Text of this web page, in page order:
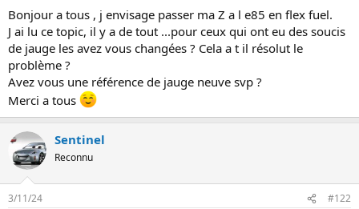
a
d
i
s
c
s
s
i
o
n
u
t
Bonjour a tous , j envisage passer ma Z a l e85 en flex fuel.
J ai lu ce topic, il y a de tout ...pour ceux qui ont eu des soucis
de jauge les avez vous changées ? Cela a t il résolut le
problème ?
Avez vous une référence de jauge neuve svp ?
Merci a tous
Sentinel
Reconnu
3/11/24 #122